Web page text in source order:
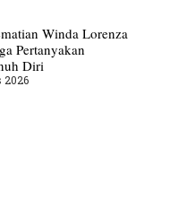
Winda Lorenza
Pertanyakan
Diri
2026